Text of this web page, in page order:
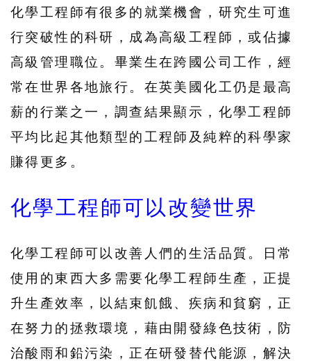
化學工程師有很多的就業機會，研究生可進
行突破性的科研，成為高級工程師，或佔據
高級管理職位。畢業生在跨國公司工作，經
常在世界各地旅行。在英美國化工仍是最高
薪的行業之一，調查結果顯示，化學工程師
平均比起其他類型的工程師及純粹的科學家
賺得更多。
化學工程師可以改變世界
化學工程師可以改善人們的生活品質。日常
使用的東西大多需要化學工程師生產，正提
升生產效率，以結束飢餓、疾病和貧窮，正
在努力的拯救環境，藉由開發綠色技術，防
治酸雨和鉛污染，正在研發替代能源，解決